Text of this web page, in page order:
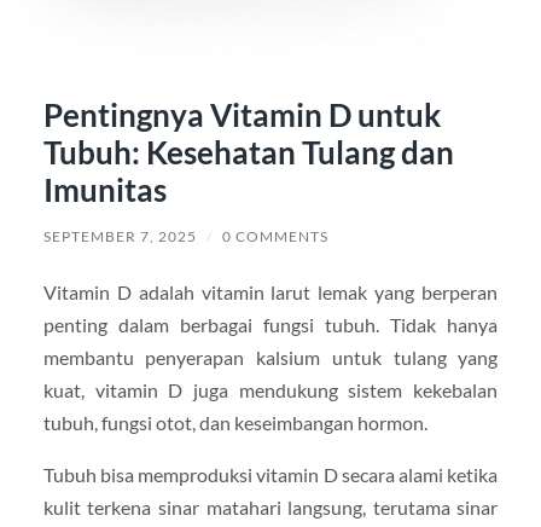
Pentingnya Vitamin D untuk
Tubuh: Kesehatan Tulang dan
Imunitas
SEPTEMBER 7, 2025 / 0 COMMENTS
Vitamin D adalah vitamin larut lemak yang berperan
penting dalam berbagai fungsi tubuh. Tidak hanya
membantu penyerapan kalsium untuk tulang yang
kuat, vitamin D juga mendukung sistem kekebalan
tubuh, fungsi otot, dan keseimbangan hormon.
Tubuh bisa memproduksi vitamin D secara alami ketika
kulit terkena sinar matahari langsung, terutama sinar